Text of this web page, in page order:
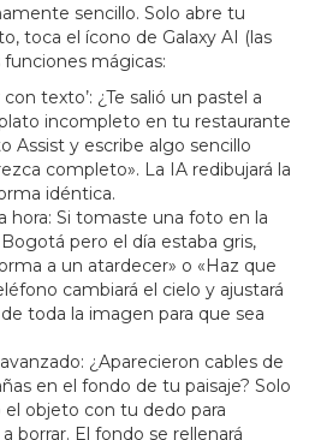
sencillo. Solo abre tu
toca el ícono de Galaxy AI (las
mágicas:
texto’: ¿Te salió un pastel a
incompleto en tu restaurante
Assist y escribe algo sencillo
completo». La IA redibujará la
idéntica.
hora: Si tomaste una foto en la
pero el día estaba gris,
a un atardecer» o «Haz que
cambiará el cielo y ajustará
toda la imagen para que sea
¿Aparecieron cables de
en el fondo de tu paisaje? Solo
objeto con tu dedo para
borrar. El fondo se rellenará